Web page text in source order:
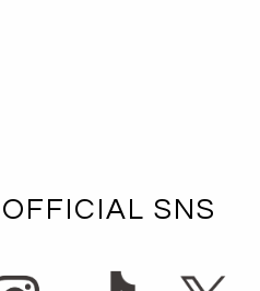
OFFICIAL SNS